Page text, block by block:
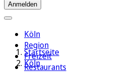
Anmelden
Köln
Region
Freizeit
Restaurants
Startseite
Köln